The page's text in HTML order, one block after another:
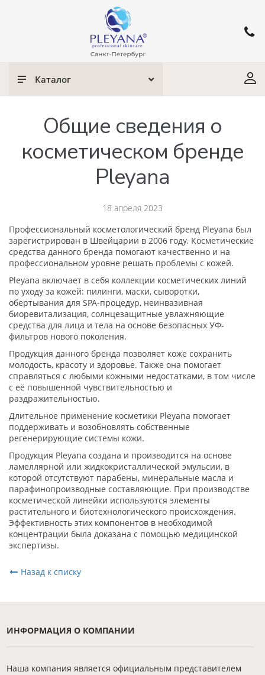
Каталог
Общие сведения о
косметическом бренде
Pleyana
18 апреля 2023
Профессиональный косметологический бренд Pleyana был
зарегистрирован в Швейцарии в 2006 году. Косметические
средства данного бренда помогают качественно и на
профессиональном уровне решать проблемы с кожей.
Pleyana включает в себя коллекции косметических линий
по уходу за кожей: пилинги, маски, сыворотки,
обертывания для SPA-процедур, неинвазивная
биоревитализация, солнцезащитные увлажняющие
средства для лица и тела на основе безопасных УФ-
фильтров нового поколения.
Продукция данного бренда позволяет коже сохранить
молодость, красоту и здоровье. Также она помогает
справляться с любыми кожными недостатками, в том числе
с её повышенной чувствительностью и
раздражительностью.
Длительное применение косметики Pleyana помогает
поддерживать и возобновлять собственные
регенерирующие системы кожи.
Продукция Pleyana создана и производится на основе
ламеллярной или жидкокристаллической эмульсии, в
которой отсутствуют парабены, минеральные масла и
парафинопроизводные составляющие. При производстве
косметической линейки используются элементы
растительного и биотехнологического происхождения.
Эффективность этих компонентов в необходимой
концентрации была доказана с помощью медицинской
экспертизы.
Назад к списку
ИНФОРМАЦИЯ О КОМПАНИИ
Наша компания является официальным представителем